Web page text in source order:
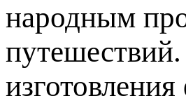
народным